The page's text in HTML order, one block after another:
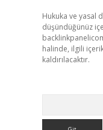
Hukuka ve yasal
düşündüğünüz
halinde, ilgili
kaldırılacaktır.